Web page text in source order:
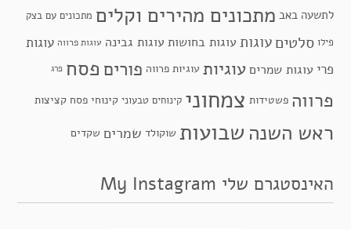
לתשעה באב מתכונים מהירים וקלים מתכונים עם בצק
פילו סלטים עוגות עוגות בחושות עוגות גבינה עוגות פרווה עוגות
פרי עוגות שמרים עוגיות עוגיות פרווה פורים פסח פרג
פרווה פשטידות צמחוני קינוחים טבעוני קינוחי פסח קציצות
ראש השנה שבועות שוקולד שמרים שקדים
האינסטגרם שלי My Instagram